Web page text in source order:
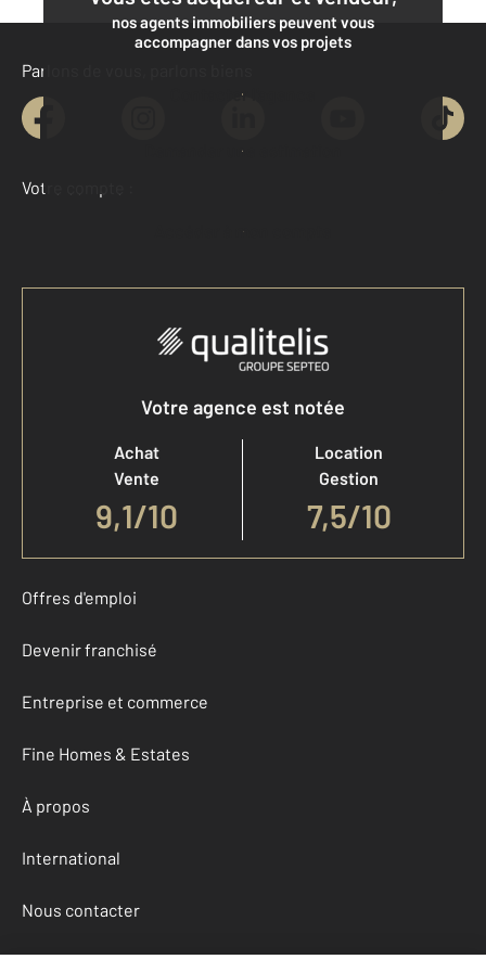
nos agents immobiliers peuvent vous
accompagner dans vos projets
Contacter l'agence
Demander une estimation
Parlons de vous, parlons biens
Votre compte :
Accéder à mon compte
Votre agence est notée
Achat
Vente
9,1/10
Location
Gestion
7,5/10
Offres d'emploi
Devenir franchisé
Entreprise et commerce
Fine Homes & Estates
À propos
International
Nous contacter